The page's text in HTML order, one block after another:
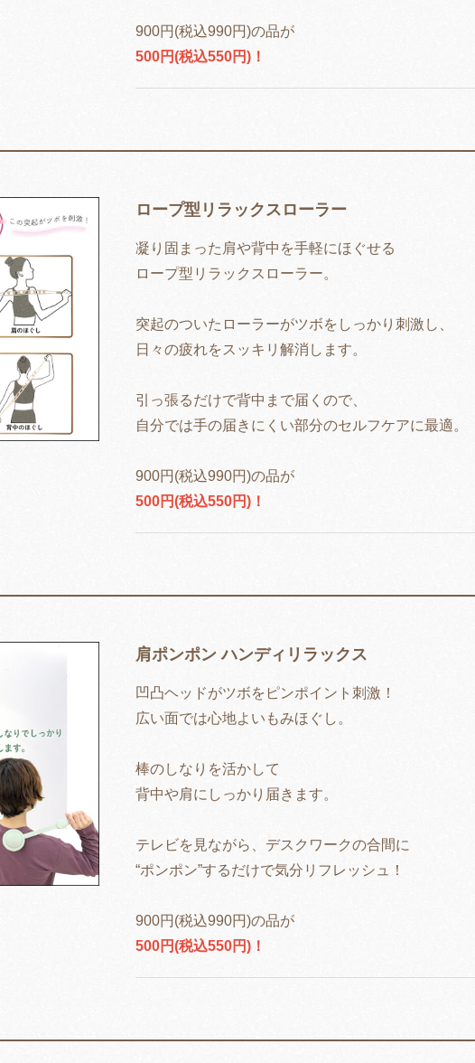
900円(税込990円)の品が
500円(税込550円)！
ロープ型リラックスローラー
凝り固まった肩や背中を手軽にほぐせる
ロープ型リラックスローラー。
突起のついたローラーがツボをしっかり刺激し、
日々の疲れをスッキリ解消します。
引っ張るだけで背中まで届くので、
自分では手の届きにくい部分のセルフケアに最適。
900円(税込990円)の品が
500円(税込550円)！
肩ポンポン ハンディリラックス
凹凸ヘッドがツボをピンポイント刺激！
広い面では心地よいもみほぐし。
棒のしなりを活かして
背中や肩にしっかり届きます。
テレビを見ながら、デスクワークの合間に
“ポンポン”するだけで気分リフレッシュ！
900円(税込990円)の品が
500円(税込550円)！